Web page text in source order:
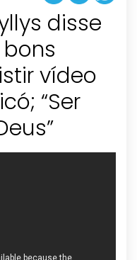
disse
vídeo
“Ser